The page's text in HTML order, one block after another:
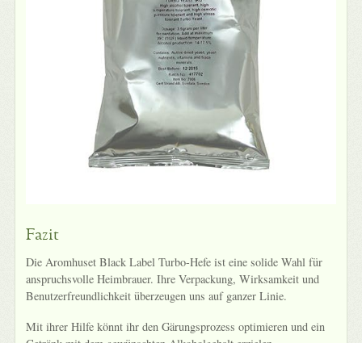
Fazit
Die Aromhuset Black Label Turbo-Hefe ist eine solide Wahl für
anspruchsvolle Heimbrauer. Ihre Verpackung, Wirksamkeit und
Benutzerfreundlichkeit überzeugen uns auf ganzer Linie.
Mit ihrer Hilfe könnt ihr den Gärungsprozess optimieren und ein